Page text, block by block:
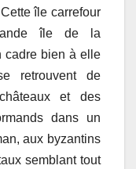
île carrefour
île de la
cadre bien à elle
retrouvent de
et des
dans un
aux byzantins
semblant tout